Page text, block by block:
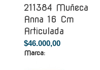
211384 Muñeca
Anna 16 Cm
Articulada
$46.000,00
Marca: